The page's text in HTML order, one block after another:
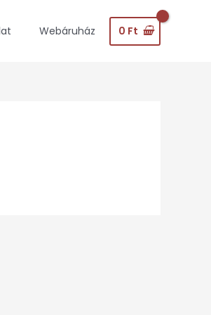
Webáruház 0 Ft